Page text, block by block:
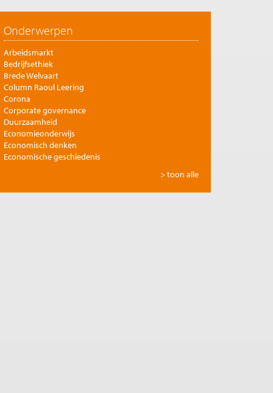
Onderwerpen
Arbeidsmarkt
Bedrijfsethiek
Brede Welvaart
Column Raoul Leering
Corona
Corporate governance
Duurzaamheid
Economieonderwijs
Economisch denken
Economische geschiedenis
Filosofie en economie
> toon alle